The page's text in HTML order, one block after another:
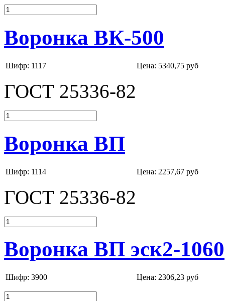
Воронка ВК-500
Шифр: 1117 Цена: 5340,75 руб
ГОСТ 25336-82
Воронка ВП
Шифр: 1114 Цена: 2257,67 руб
ГОСТ 25336-82
Воронка ВП эск2-1060
Шифр: 3900 Цена: 2306,23 руб